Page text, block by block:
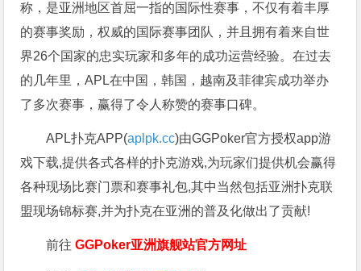
称，是亚洲地区首屈一指的国际性赛事，不仅有着丰厚
的赛事奖励，权威的国际赛事团队，并且拥有着来自世
界26个国家的忠实玩家和多年的成功运营经验。在过去
的几年里，APL在中国，韩国，越南及菲律宾成功举办
了多次赛事，赢得了令人称赞的赛事口碑。
APL扑克APP(aplpk.cc)由GGPoker官方授权app游
戏下载,提供各式各样的扑克游戏,为玩家们提供机会赢得
各种现场比赛门票和赛事礼包,其中当然包括亚洲扑克联
盟现场锦标赛,并为扑克在亚洲的普及化做出了贡献!
前往GGPoker亚洲旗舰站官方网址